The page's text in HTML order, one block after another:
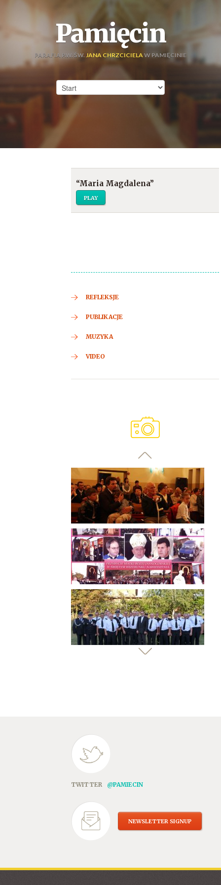
Pamięcin
PARAFIA P.W. ŚW. JANA CHRZCICIELAW PAMIĘCINIE
“Maria Magdalena”
PLAY
REFLEKSJE
PUBLIKACJE
MUZYKA
VIDEO
TWITTER @PAMIECIN
NEWSLETTER SIGNUP